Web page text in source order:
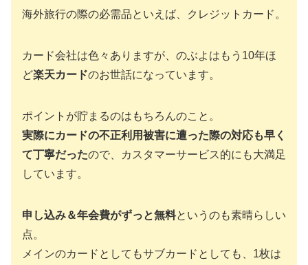
海外旅行の際の必需品といえば、クレジットカード。
カード会社は色々ありますが、のぶよはもう10年ほ
ど楽天カードのお世話になっています。
ポイントが貯まるのはもちろんのこと。
実際にカードの不正利用被害に遭った際の対応も早く
て丁寧だったので、カスタマーサービス的にも大満足
しています。
申し込み＆年会費がずっと無料というのも素晴らしい
点。
メインのカードとしてもサブカードとしても、1枚は